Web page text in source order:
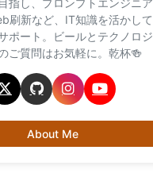
刷新など、IT知識を活かして
ポート。ビールとテクノロジ
ご質問はお気軽に。乾杯🍻
About Me